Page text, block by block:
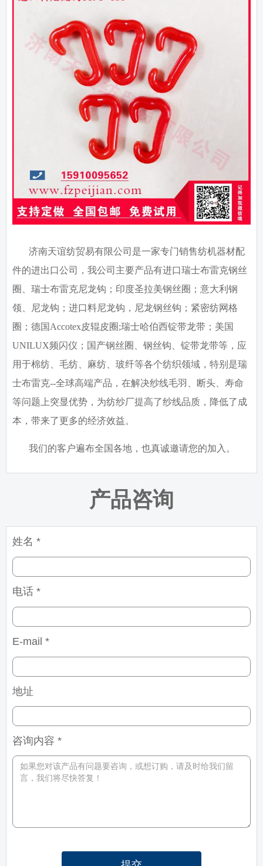
济南天谊纺贸易有限公司是一家专门销售纺机器材配
件的进出口公司，我公司主要产品有进口瑞士布雷克钢丝
圈、瑞士布雷克尼龙钩；印度圣拉美钢丝圈；意大利钢
领、尼龙钩；进口料尼龙钩，尼龙钢丝钩；紧密纺网格
圈；德国 Accotex皮辊皮圈;瑞士哈伯西锭带龙带；美国
UNILUX频闪仪；国产钢丝圈、钢丝钩、锭带龙带等，应
用于棉纺、毛纺、麻纺、玻纤等各个纺织领域，特别是瑞
士布雷克--全球高端产品，在解决纱线毛羽、断头、寿命
等问题上突显优势，为纺纱厂提高了纱线品质，降低了成
本，带来了更多的经济效益。
我们的客户遍布全国各地，也真诚邀请您的加入。
产品咨询
姓名 *
电话 *
E-mail *
地址
咨询内容 *